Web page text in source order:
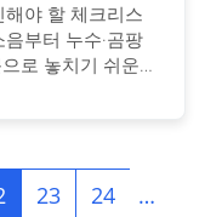
야 할 체크리스
부터 누수·곰팡
로 놓치기 쉬운
23 24
…